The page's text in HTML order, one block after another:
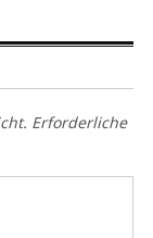
Erforderliche